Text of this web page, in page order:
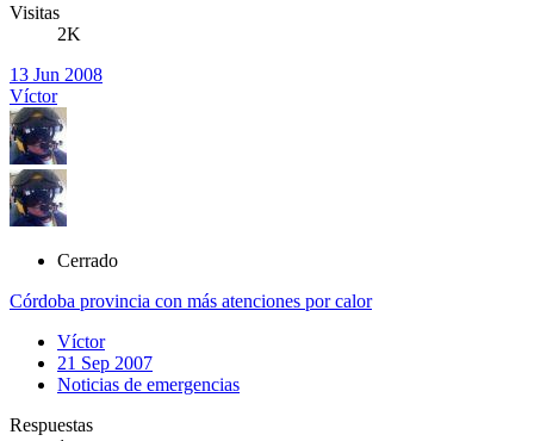
Visitas
2K
13 Jun 2008
Víctor
Cerrado
Córdoba provincia con más atenciones por calor
Víctor
21 Sep 2007
Noticias de emergencias
Respuestas